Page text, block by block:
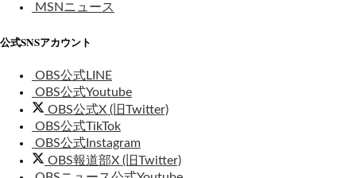
MSNニュース
公式SNSアカウント
OBS公式LINE
OBS公式Youtube
OBS公式X (旧Twitter)
OBS公式TikTok
OBS公式Instagram
OBS報道部X (旧Twitter)